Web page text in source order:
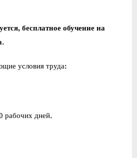
бесплатное обучение на
.
условия труда:
рабочих дней.